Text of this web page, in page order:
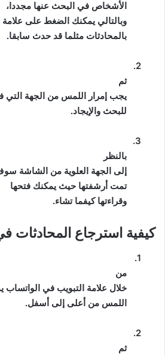
الأشخاص في البحث عنها مجددا،
وبالتالي يمكنك الضغط على
بالمحادثات مثلما قد حدث سابقا.
2.
ثم
يجب إمرار اللمس من الجهة التي
للبحث والإيجاد.
3.
بالنظر
إلى الجهة العلوية من الشاشة
تمت أرشفتها حيث يمكنك فتحها
وقراءتها كيفما تشاء.
كيفية استرجاع المحادثات
1.
من
خلال علامة التبويب في الواتساب
اللمس من أعلى إلى أسفل.
2.
ثم